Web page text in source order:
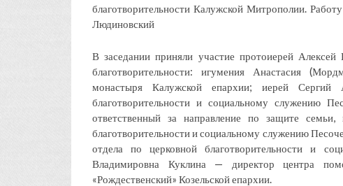
благотворительности Калужской Митрополии.
Людиновский
В заседании приняли участие протоиерей
благотворительности: игумения Анастасия
монастыря Калужской епархии; иерей
благотворительности и социальному служению
ответственный за направление по защите
благотворительности и социальному служению
отдела по церковной благотворительности и
Владимировна Куклина — директор центра
«Рождественский» Козельской епархии.